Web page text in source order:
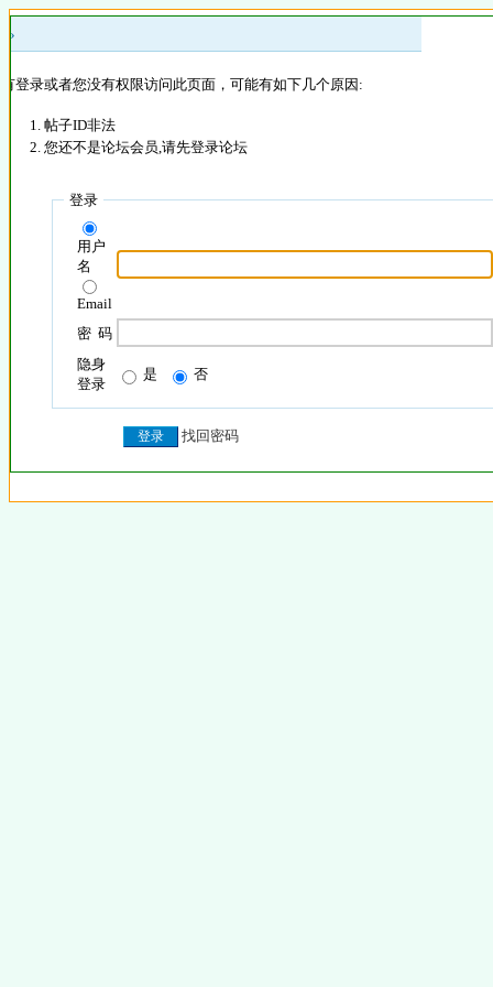
»
登录或者您没有权限访问此页面，可能有如下几个原因:
帖子ID非法
您还不是论坛会员,请先登录论坛
登录
用户
名
Email
密 码
隐身
登录
是 否
找回密码